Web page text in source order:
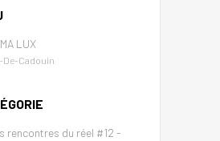
LUX
Cadouin
rencontres du réel #12 -